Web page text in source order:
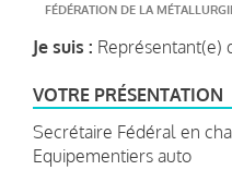
FÉDÉRATION DE LA
Je suis : Représentant(e)
VOTRE PRÉSENTATION
Secrétaire Fédéral en
Equipementiers auto